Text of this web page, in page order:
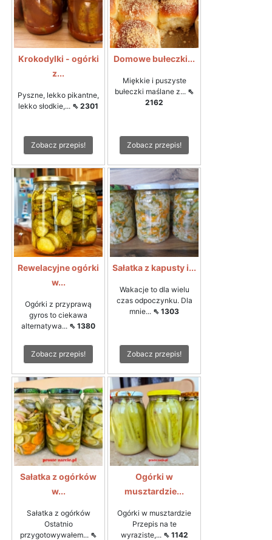
Krokodylki - ogórki
z...
Pyszne, lekko pikantne,
lekko słodkie,... ⇖ 2301
Zobacz przepis!
Domowe bułeczki...
Miękkie i puszyste
bułeczki maślane z... ⇖
2162
Zobacz przepis!
Rewelacyjne ogórki
w...
Ogórki z przyprawą
gyros to ciekawa
alternatywa... ⇖ 1380
Zobacz przepis!
Sałatka z kapusty i...
Wakacje to dla wielu
czas odpoczynku. Dla
mnie... ⇖ 1303
Zobacz przepis!
Sałatka z ogórków
w...
Sałatka z ogórków
Ostatnio
przygotowywałem... ⇖
Ogórki w
musztardzie...
Ogórki w musztardzie
Przepis na te
wyraziste,... ⇖ 1142